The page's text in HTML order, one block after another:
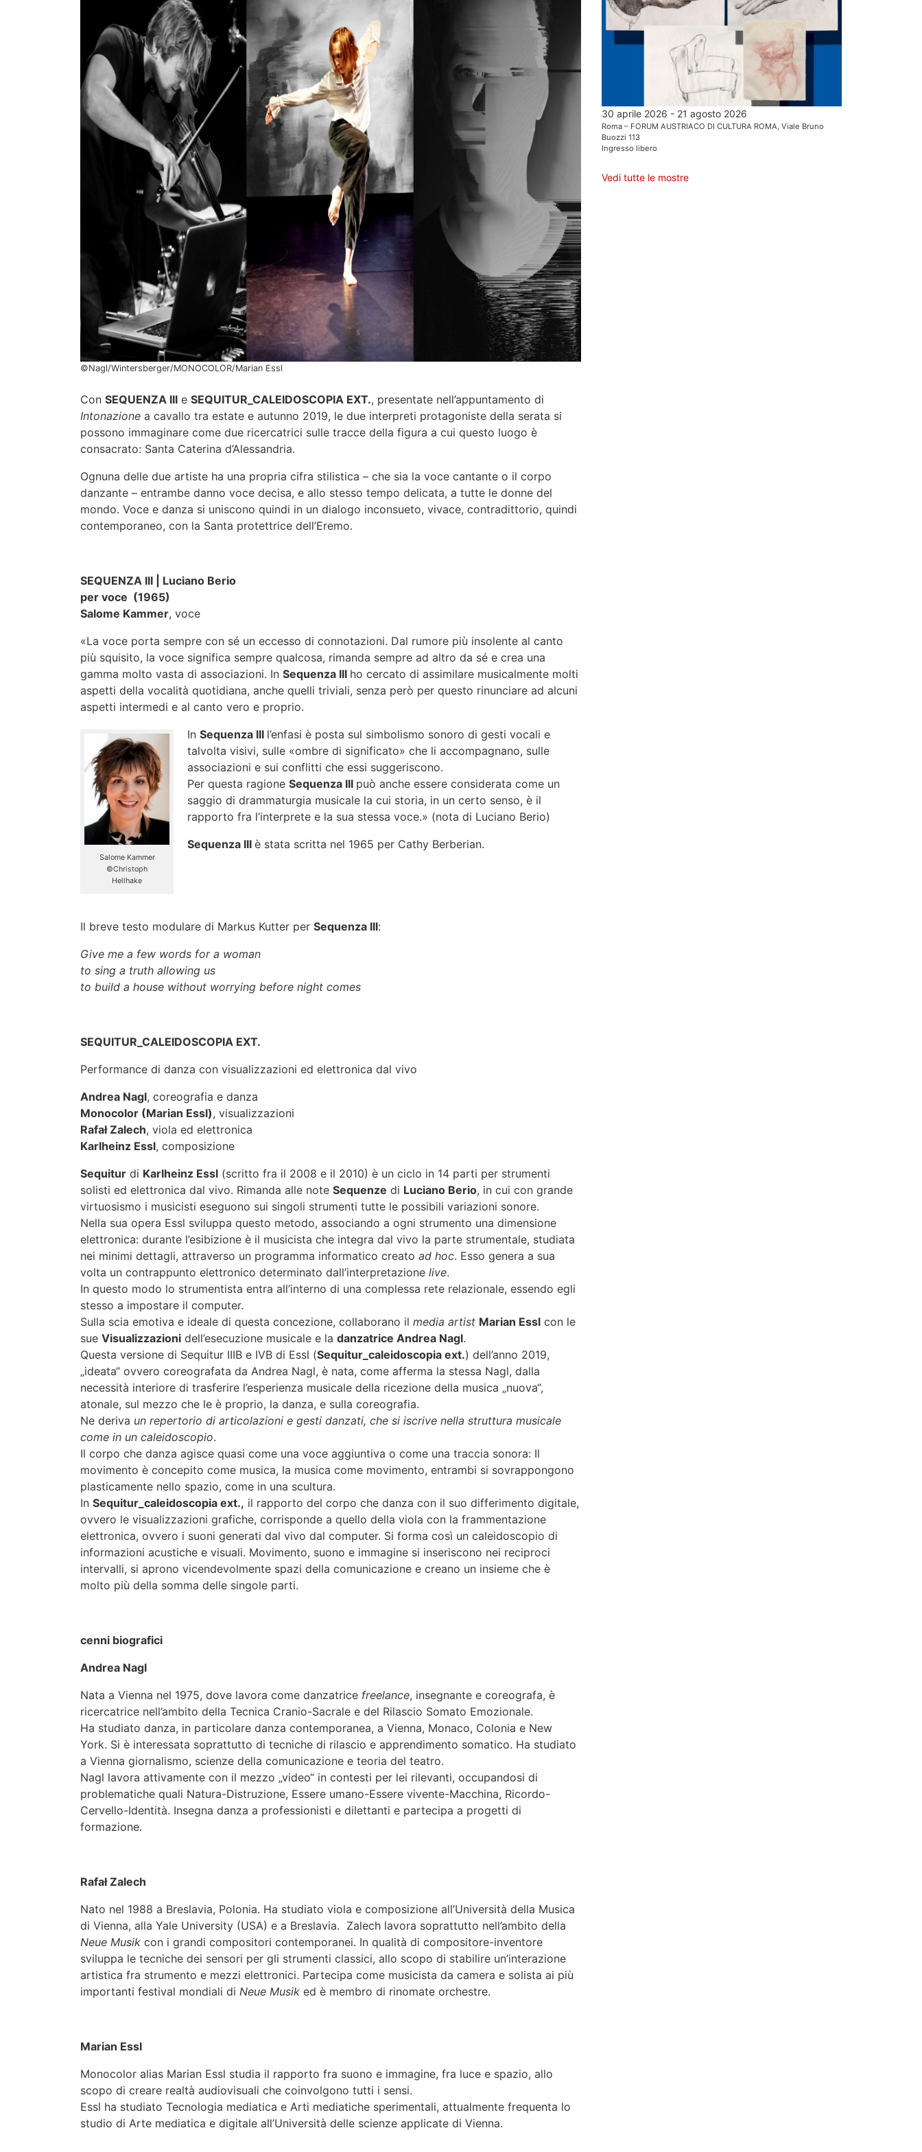
©Nagl/Wintersberger/MONOCOLOR/Marian Essl
Con SEQUENZA III e SEQUITUR_CALEIDOSCOPIA EXT., presentate nell’appuntamento di
Intonazione a cavallo tra estate e autunno 2019, le due interpreti protagoniste della serata si
possono immaginare come due ricercatrici sulle tracce della figura a cui questo luogo è
consacrato: Santa Caterina d’Alessandria.
Ognuna delle due artiste ha una propria cifra stilistica – che sia la voce cantante o il corpo
danzante – entrambe danno voce decisa, e allo stesso tempo delicata, a tutte le donne del
mondo. Voce e danza si uniscono quindi in un dialogo inconsueto, vivace, contradittorio, quindi
contemporaneo, con la Santa protettrice dell’Eremo.
SEQUENZA III | Luciano Berio
per voce (1965)
Salome Kammer, voce
«La voce porta sempre con sé un eccesso di connotazioni. Dal rumore più insolente al canto
più squisito, la voce significa sempre qualcosa, rimanda sempre ad altro da sé e crea una
gamma molto vasta di associazioni. In Sequenza III ho cercato di assimilare musicalmente molti
aspetti della vocalità quotidiana, anche quelli triviali, senza però per questo rinunciare ad alcuni
aspetti intermedi e al canto vero e proprio.
Salome Kammer
©Christoph
Hellhake
In Sequenza III l’enfasi è posta sul simbolismo sonoro di gesti vocali e
talvolta visivi, sulle «ombre di significato» che li accompagnano, sulle
associazioni e sui conflitti che essi suggeriscono.
Per questa ragione Sequenza III può anche essere considerata come un
saggio di drammaturgia musicale la cui storia, in un certo senso, è il
rapporto fra l’interprete e la sua stessa voce.» (nota di Luciano Berio)
Sequenza III è stata scritta nel 1965 per Cathy Berberian.
Il breve testo modulare di Markus Kutter per Sequenza III:
Give me a few words for a woman
to sing a truth allowing us
to build a house without worrying before night comes
SEQUITUR_CALEIDOSCOPIA EXT.
Performance di danza con visualizzazioni ed elettronica dal vivo
Andrea Nagl, coreografia e danza
Monocolor (Marian Essl), visualizzazioni
Rafał Zalech, viola ed elettronica
Karlheinz Essl, composizione
Sequitur di Karlheinz Essl (scritto fra il 2008 e il 2010) è un ciclo in 14 parti per strumenti
solisti ed elettronica dal vivo. Rimanda alle note Sequenze di Luciano Berio, in cui con grande
virtuosismo i musicisti eseguono sui singoli strumenti tutte le possibili variazioni sonore.
Nella sua opera Essl sviluppa questo metodo, associando a ogni strumento una dimensione
elettronica: durante l’esibizione è il musicista che integra dal vivo la parte strumentale, studiata
nei minimi dettagli, attraverso un programma informatico creato ad hoc. Esso genera a sua
volta un contrappunto elettronico determinato dall’interpretazione live.
In questo modo lo strumentista entra all’interno di una complessa rete relazionale, essendo egli
stesso a impostare il computer.
Sulla scia emotiva e ideale di questa concezione, collaborano il media artist Marian Essl con le
sue Visualizzazioni dell’esecuzione musicale e la danzatrice Andrea Nagl.
Questa versione di Sequitur IIIB e IVB di Essl (Sequitur_caleidoscopia ext.) dell’anno 2019,
„ideata“ ovvero coreografata da Andrea Nagl, è nata, come afferma la stessa Nagl, dalla
necessità interiore di trasferire l’esperienza musicale della ricezione della musica „nuova“,
atonale, sul mezzo che le è proprio, la danza, e sulla coreografia.
Ne deriva un repertorio di articolazioni e gesti danzati, che si iscrive nella struttura musicale
come in un caleidoscopio.
Il corpo che danza agisce quasi come una voce aggiuntiva o come una traccia sonora: Il
movimento è concepito come musica, la musica come movimento, entrambi si sovrappongono
plasticamente nello spazio, come in una scultura.
In Sequitur_caleidoscopia ext., il rapporto del corpo che danza con il suo differimento digitale,
ovvero le visualizzazioni grafiche, corrisponde a quello della viola con la frammentazione
elettronica, ovvero i suoni generati dal vivo dal computer. Si forma così un caleidoscopio di
informazioni acustiche e visuali. Movimento, suono e immagine si inseriscono nei reciproci
intervalli, si aprono vicendevolmente spazi della comunicazione e creano un insieme che è
molto più della somma delle singole parti.
cenni biografici
Andrea Nagl
Nata a Vienna nel 1975, dove lavora come danzatrice freelance, insegnante e coreografa, è
ricercatrice nell’ambito della Tecnica Cranio-Sacrale e del Rilascio Somato Emozionale.
Ha studiato danza, in particolare danza contemporanea, a Vienna, Monaco, Colonia e New
York. Si è interessata soprattutto di tecniche di rilascio e apprendimento somatico. Ha studiato
a Vienna giornalismo, scienze della comunicazione e teoria del teatro.
Nagl lavora attivamente con il mezzo „video“ in contesti per lei rilevanti, occupandosi di
problematiche quali Natura-Distruzione, Essere umano-Essere vivente-Macchina, Ricordo-
Cervello-Identità. Insegna danza a professionisti e dilettanti e partecipa a progetti di
formazione.
Rafał Zalech
Nato nel 1988 a Breslavia, Polonia. Ha studiato viola e composizione all’Università della Musica
di Vienna, alla Yale University (USA) e a Breslavia. Zalech lavora soprattutto nell’ambito della
Neue Musik con i grandi compositori contemporanei. In qualità di compositore-inventore
sviluppa le tecniche dei sensori per gli strumenti classici, allo scopo di stabilire un’interazione
artistica fra strumento e mezzi elettronici. Partecipa come musicista da camera e solista ai più
importanti festival mondiali di Neue Musik ed è membro di rinomate orchestre.
Marian Essl
Monocolor alias Marian Essl studia il rapporto fra suono e immagine, fra luce e spazio, allo
scopo di creare realtà audiovisuali che coinvolgono tutti i sensi.
Essl ha studiato Tecnologia mediatica e Arti mediatiche sperimentali, attualmente frequenta lo
studio di Arte mediatica e digitale all’Università delle scienze applicate di Vienna.
30 aprile 2026 - 21 agosto 2026
Roma – FORUM AUSTRIACO DI CULTURA ROMA, Viale Bruno
Buozzi 113
Ingresso libero
Vedi tutte le mostre